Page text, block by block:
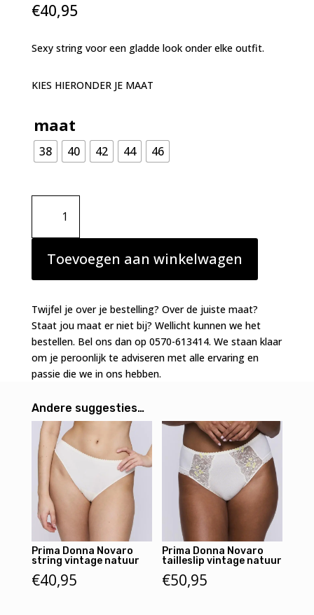
€40,95
Sexy string voor een gladde look onder elke outfit.
KIES HIERONDER JE MAAT
maat
38 40 42 44 46
Prima
Donna
Novaro
string
vintage
natuur
Toevoegen aan winkelwagen
Twijfel je over je bestelling? Over de juiste maat?
Staat jou maat er niet bij? Wellicht kunnen we het
bestellen. Bel ons dan op 0570-613414. We staan klaar
om je peroonlijk te adviseren met alle ervaring en
passie die we in ons hebben.
Andere suggesties…
Prima Donna Novaro
string vintage natuur
€40,95
Prima Donna Novaro
tailleslip vintage natuur
€50,95